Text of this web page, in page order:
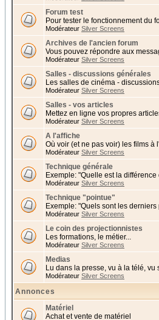
Forum test
Pour tester le fonctionnement du
Modérateur Silver Screens
Archives de l'ancien forum
Vous pouvez répondre aux
Modérateur Silver Screens
Salles - discussions générales
Les salles de cinéma -
Modérateur Silver Screens
Salles - vos articles
Mettez en ligne vos propres
Modérateur Silver Screens
A l'affiche
Où voir (et ne pas voir) les films à
Modérateur Silver Screens
Technique générale
Exemple: "Quelle est la
Modérateur Silver Screens
Technique "pointue"
Exemple: "Quels sont les
Modérateur Silver Screens
Le coin des projectionnistes
Les formations, le métier...
Modérateur Silver Screens
Medias
Lu dans la presse, vu à la télé, vu
Modérateur Silver Screens
Annonces
Matériel
Achat et vente de matériel